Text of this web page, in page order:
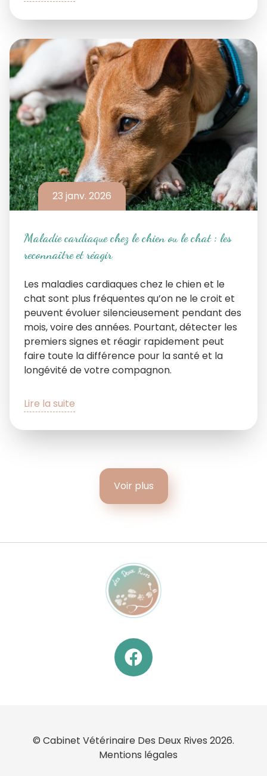
23 janv. 2026
Maladie cardiaque chez le chien ou le chat : les
reconnaître et réagir
Les maladies cardiaques chez le chien et le
chat sont plus fréquentes qu’on ne le croit et
peuvent évoluer silencieusement pendant des
mois, voire des années. Pourtant, détecter les
premiers signes et réagir rapidement peut
faire toute la différence pour la santé et la
longévité de votre compagnon.
Lire la suite
Voir plus
© Cabinet Vétérinaire Des Deux Rives 2026.
Mentions légales